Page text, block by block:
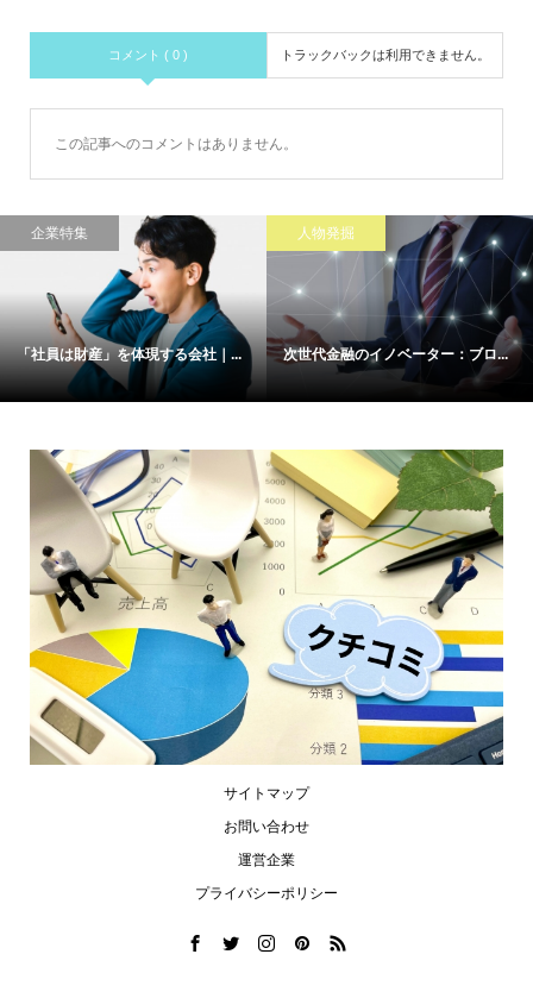
コメント ( 0 ) トラックバックは利用できません。
この記事へのコメントはありません。
企業特集
「社員は財産」を体現する会社｜...
人物発掘
次世代金融のイノベーター：ブロ...
サイトマップ
お問い合わせ
運営企業
プライバシーポリシー